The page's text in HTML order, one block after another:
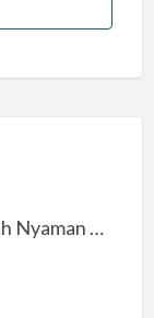
Kosan Wanita Murah Nyaman di Jakarta Selatan